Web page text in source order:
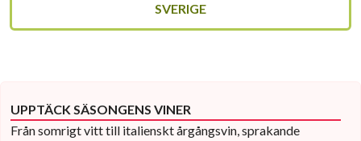
SVERIGE
UPPTÄCK SÄSONGENS VINER
Från somrigt vitt till italienskt årgångsvin, sprakande